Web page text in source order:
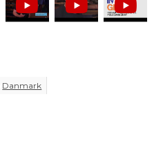
Danmark